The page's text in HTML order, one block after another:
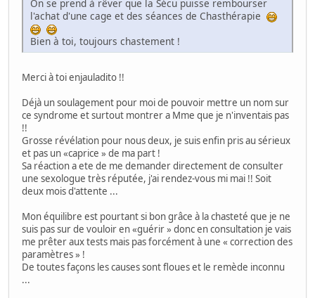
On se prend à rêver que la Sécu puisse rembourser
l'achat d'une cage et des séances de Chasthérapie
Bien à toi, toujours chastement !
Merci à toi enjauladito !!
Déjà un soulagement pour moi de pouvoir mettre un nom sur
ce syndrome et surtout montrer a Mme que je n'inventais pas
!!
Grosse révélation pour nous deux, je suis enfin pris au sérieux
et pas un «caprice » de ma part !
Sa réaction a ete de me demander directement de consulter
une sexologue très réputée, j'ai rendez-vous mi mai !! Soit
deux mois d'attente ...
Mon équilibre est pourtant si bon grâce à la chasteté que je ne
suis pas sur de vouloir en «guérir » donc en consultation je vais
me prêter aux tests mais pas forcément à une « correction des
paramètres » !
De toutes façons les causes sont floues et le remède inconnu
...